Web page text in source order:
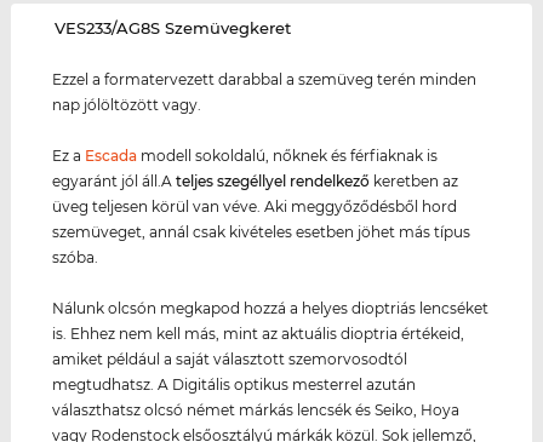
‌VES233/AG8S Szemüvegkeret
Ezzel a formatervezett darabbal a szemüveg terén minden
nap jólöltözött vagy.
Ez a Escada modell sokoldalú, nőknek és férfiaknak is
egyaránt jól áll.Ateljes szegéllyel rendelkező keretben az
üveg teljesen körül van véve. Aki meggyőződésből hord
szemüveget, annál csak kivételes esetben jöhet más típus
szóba.
Nálunk olcsón megkapod hozzá a helyes dioptriás lencséket
is. Ehhez nem kell más, mint az aktuális dioptria értékeid,
amiket például a saját választott szemorvosodtól
megtudhatsz. A Digitális optikus mesterrel azután
választhatsz olcsó német márkás lencsék és Seiko, Hoya
vagy Rodenstock elsőosztályú márkák közül. Sok jellemző,